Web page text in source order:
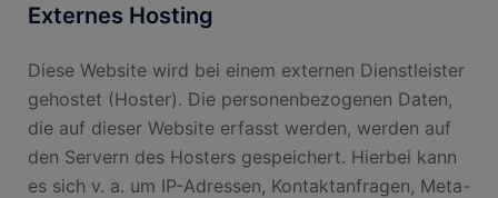
Externes Hosting
Diese Website wird bei einem externen Dienstleister
gehostet (Hoster). Die personenbezogenen Daten,
die auf dieser Website erfasst werden, werden auf
den Servern des Hosters gespeichert. Hierbei kann
es sich v. a. um IP-Adressen, Kontaktanfragen, Meta-